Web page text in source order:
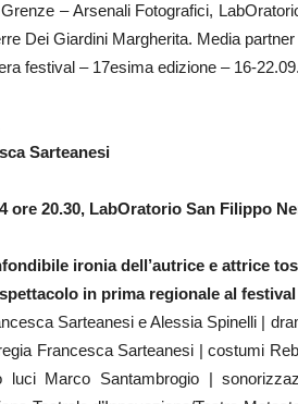
– Arsenali Fotografici,
Dei Giardini Margherita. Media
festival – 17esima edizione – 16-
Sarteanesi
ore 20.30, LabOratorio San Filippo
ironia dell’autrice e attrice
in prima regionale al
Sarteanesi e Alessia Spinelli |
Francesca Sarteanesi | costumi
luci Marco Santambrogio |